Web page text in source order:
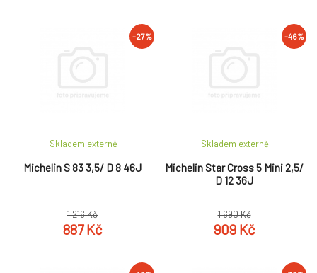
-27%
Michelin S 83 3,5/ D 8 46J
Skladem externě
1 216 Kč
887 Kč
-46%
Michelin Star Cross 5 Mini 2,5/
D 12 36J
Skladem externě
1 690 Kč
909 Kč